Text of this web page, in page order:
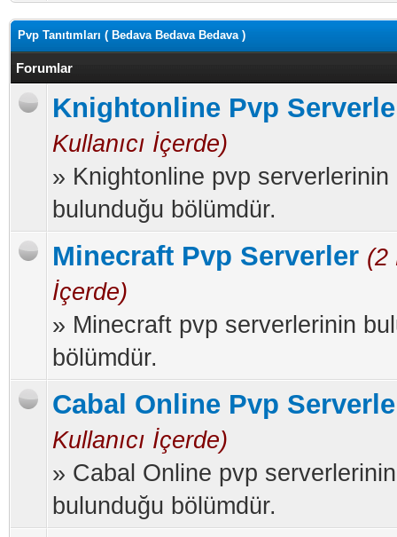
Pvp Tanıtımları ( Bedava Bedava Bedava )
Forumlar
Knightonline Pvp
Kullanıcı İçerde)
» Knightonline pvp serverlerinin
bulunduğu bölümdür.
Minecraft Pvp Serverler (2
İçerde)
» Minecraft pvp serverlerinin
bölümdür.
Cabal Online Pvp
Kullanıcı İçerde)
» Cabal Online pvp serverlerinin
bulunduğu bölümdür.